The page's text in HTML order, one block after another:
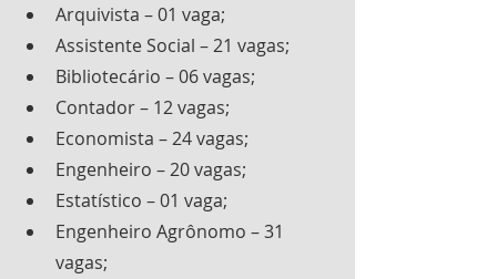
Arquivista – 01 vaga;
Assistente Social – 21 vagas;
Bibliotecário – 06 vagas;
Contador – 12 vagas;
Economista – 24 vagas;
Engenheiro – 20 vagas;
Estatístico – 01 vaga;
Engenheiro Agrônomo – 31
vagas;